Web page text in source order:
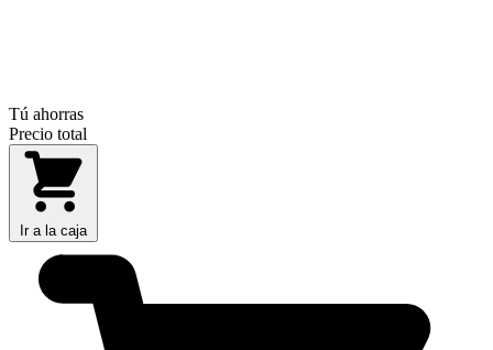
Tú ahorras
Precio total
Ir a la caja